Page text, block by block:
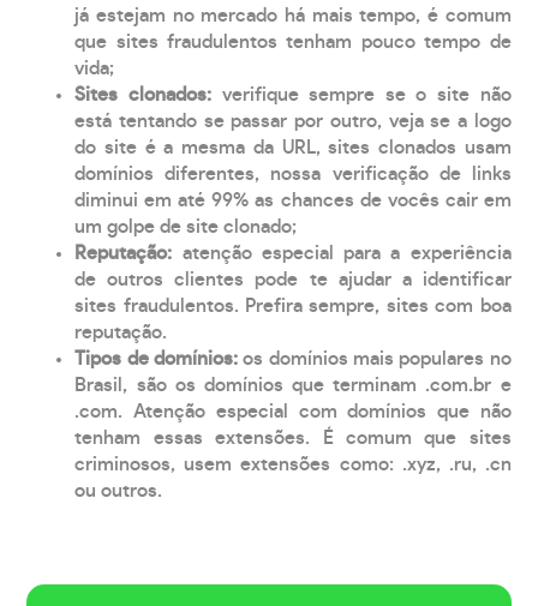
já estejam no mercado há mais tempo, é comum
que sites fraudulentos tenham pouco tempo de
vida;
Sites clonados: verifique sempre se o site não
está tentando se passar por outro, veja se a logo
do site é a mesma da URL, sites clonados usam
domínios diferentes, nossa verificação de links
diminui em até 99% as chances de vocês cair em
um golpe de site clonado;
Reputação: atenção especial para a experiência
de outros clientes pode te ajudar a identificar
sites fraudulentos. Prefira sempre, sites com boa
reputação.
Tipos de domínios:os domínios mais populares no
Brasil, são os domínios que terminam .com.br e
.com. Atenção especial com domínios que não
tenham essas extensões. É comum que sites
criminosos, usem extensões como: .xyz, .ru, .cn
ou outros.